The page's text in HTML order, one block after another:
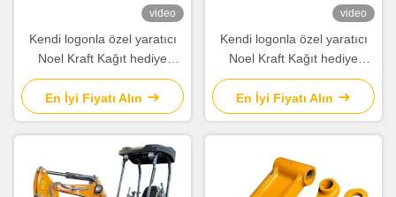
video
Kendi logonla özel yaratıcı
Noel Kraft Kağıt hediye
çantası Xmas dekoratif
partisi için
En İyi Fiyatı Alın
video
Kendi logonla özel yaratıcı
Noel Kraft Kağıt hediye
çantası Xmas dekoratif
partisi için
En İyi Fiyatı Alın